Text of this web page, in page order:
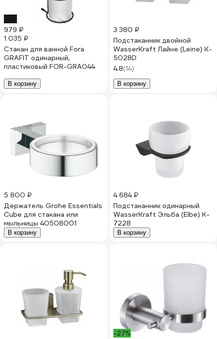
979 ₽
1 035 ₽
Стакан для ванной Fora
GRAFIT одинарный,
пластиковый FOR-GRA044
В корзину
3 380 ₽
Подстаканник двойной
WasserKraft Лайне (Leine) K-
5028D
4.8(14)
В корзину
5 800 ₽
Держатель Grohe Essentials
Cube для стакана или
мыльницы 40508001
В корзину
4 684 ₽
Подстаканник одинарный
WasserKraft Эльба (Elbe) K-
7228
В корзину
-27%